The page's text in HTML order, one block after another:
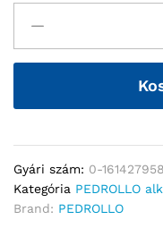
Gyári szám: 0-
Kategória PEDROLLO
Brand: PEDROLLO